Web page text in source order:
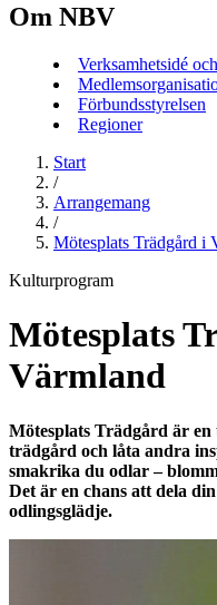
Om NBV
Verksamhetsidé
Förbundsstyrelsen
Regioner
Start
/
Arrangemang
/
Mötesplats Trädgård i
Kulturprogram
Mötesplats
Värmland
Mötesplats Trädgård är
trädgård och låta andra
smakrika du odlar –
Det är en chans att dela
odlingsglädje.